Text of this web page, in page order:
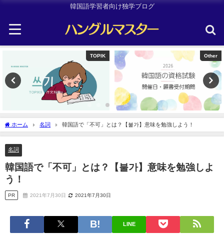
韓国語学習者向け独学ブログ
Other Uncategorized
ホーム 名詞 韓国語で「不可」とは？【불가】意味を勉強しよう！
名詞
韓国語で「不可」とは？【불가】意味を勉強しよ
う！
PR 2021年7月30日 2021年7月30日
LINE